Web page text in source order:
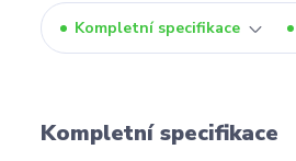
Kompletní specifikace
Kompletní specifikace